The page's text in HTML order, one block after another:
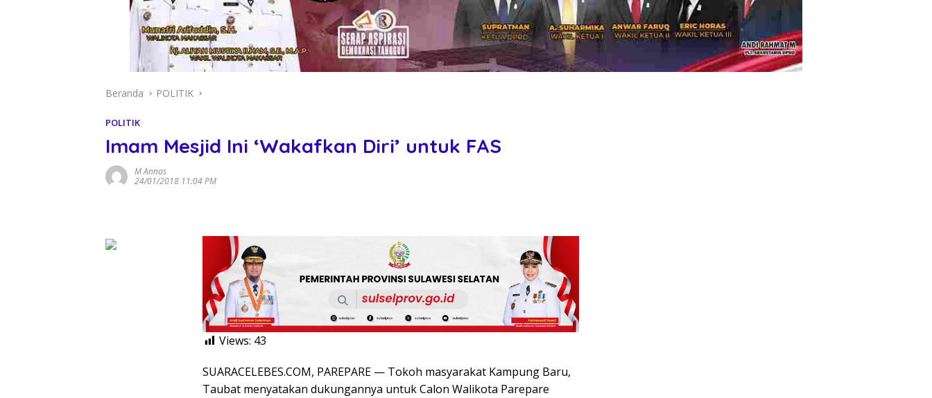
Beranda POLITIK
POLITIK
Imam Mesjid Ini ‘Wakafkan Diri’ untuk FAS
M Annas
24/01/2018 11:04 PM
Views: 43
SUARACELEBES.COM, PAREPARE — Tokoh masyarakat Kampung Baru,
Taubat menyatakan dukungannya untuk Calon Walikota Parepare